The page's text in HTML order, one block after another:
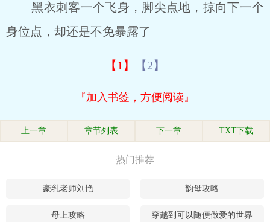
黑衣刺客一个飞身，脚尖点地，掠向下一个
身位点，却还是不免暴露了
【1】 【2】
『加入书签，方便阅读』
上一章 章节列表 下一章 TXT下载
热门推荐
豪乳老师刘艳 韵母攻略
母上攻略 穿越到可以随便做爱的世界